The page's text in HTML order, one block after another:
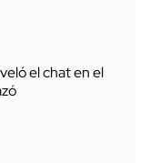
el chat en el